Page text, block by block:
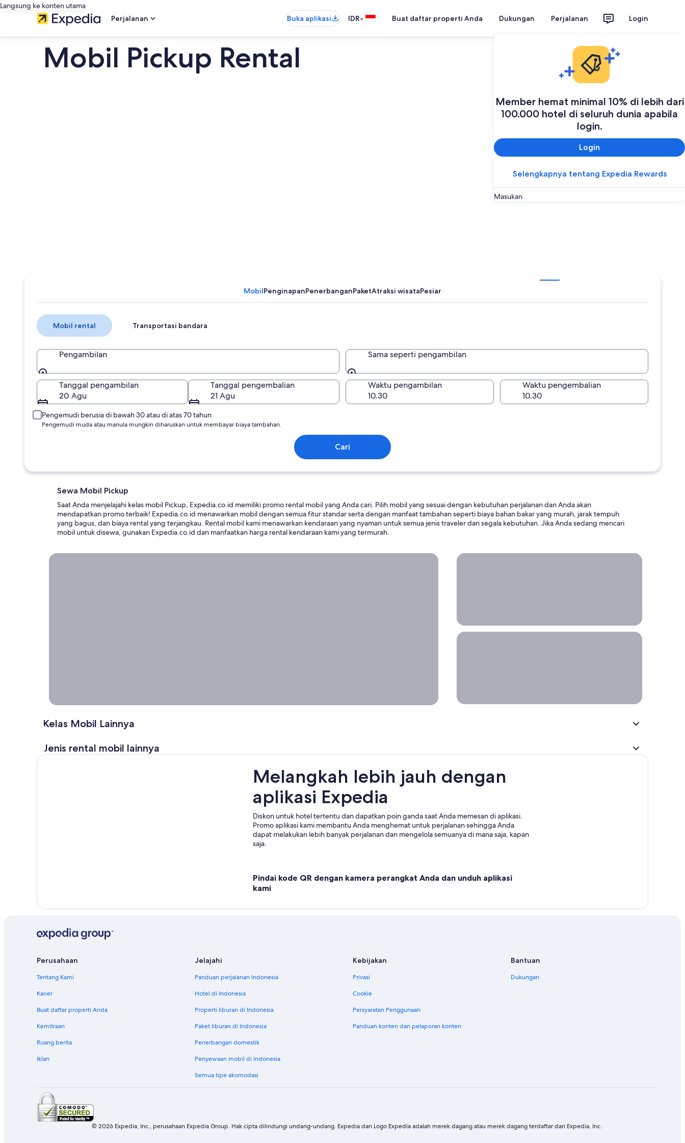
Langsung ke konten utama
Perjalanan
Buka aplikasi IDR• Buat daftar properti Anda Dukungan Perjalanan Login
Member hemat minimal 10% di lebih dari
100.000 hotel di seluruh dunia apabila
login.
Login
Selengkapnya tentang Expedia Rewards
Masukan
Mobil Pickup Rental
MobilPenginapanPenerbanganPaketAtraksi wisataPesiar
Mobil rental Transportasi bandara
Pengambilan
Pengambilan
Sama seperti pengambilan
Sama seperti pengambilan
Tanggal pengambilan
20 Agu
Tanggal pengembalian
21 Agu
Waktu pengambilan Waktu pengembalian
Pengemudi berusia di bawah 30 atau di atas 70 tahun
Pengemudi muda atau manula mungkin diharuskan untuk membayar biaya tambahan.
Cari
Sewa Mobil Pickup
Saat Anda menjelajahi kelas mobil Pickup, Expedia.co.id memiliki promo rental mobil yang Anda cari. Pilih mobil yang sesuai dengan kebutuhan perjalanan dan Anda akan
mendapatkan promo terbaik! Expedia.co.id menawarkan mobil dengan semua fitur standar serta dengan manfaat tambahan seperti biaya bahan bakar yang murah, jarak tempuh
yang bagus, dan biaya rental yang terjangkau. Rental mobil kami menawarkan kendaraan yang nyaman untuk semua jenis traveler dan segala kebutuhan. Jika Anda sedang mencari
mobil untuk disewa, gunakan Expedia.co.id dan manfaatkan harga rental kendaraan kami yang termurah.
Mobil
Panjang
untuk
seminggu,
Kelas Mobil Lainnya
Jenis rental mobil lainnya
Melangkah lebih jauh dengan
aplikasi Expedia
Diskon untuk hotel tertentu dan dapatkan poin ganda saat Anda memesan di aplikasi.
Promo aplikasi kami membantu Anda menghemat untuk perjalanan sehingga Anda
dapat melakukan lebih banyak perjalanan dan mengelola semuanya di mana saja, kapan
saja.
Pindai kode QR dengan kamera perangkat Anda dan unduh aplikasi
kami
Perusahaan
Tentang Kami
Karier
Buat daftar properti Anda
Kemitraan
Ruang berita
Iklan
Jelajahi
Panduan perjalanan Indonesia
Hotel di Indonesia
Properti liburan di Indonesia
Paket liburan di Indonesia
Penerbangan domestik
Penyewaan mobil di Indonesia
Semua tipe akomodasi
Kebijakan
Privasi
Cookie
Persyaratan Penggunaan
Panduan konten dan pelaporan konten
Bantuan
Dukungan
© 2026 Expedia, Inc., perusahaan Expedia Group. Hak cipta dilindungi undang-undang. Expedia dan Logo Expedia adalah merek dagang atau merek dagang terdaftar dari Expedia, Inc.